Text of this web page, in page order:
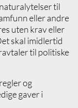
til
eller andre
uten krav eller
skal imidlertid
til politiske
og
gaver i